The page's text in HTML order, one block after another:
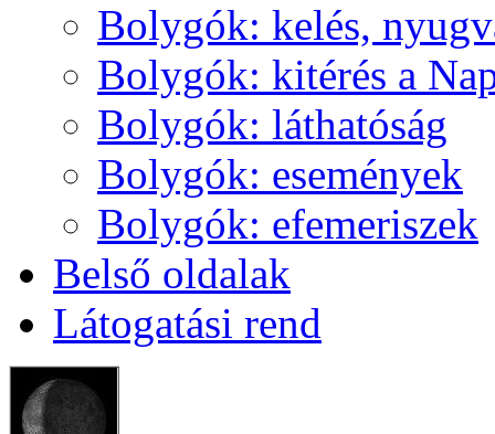
Boly­gók: ke­lés,
Boly­gók: ki­té­rés a
Boly­gók: lát­ha­tó­ság
Boly­gók: ese­mé­nyek
Boly­gók: efe­me­ri­szek
Bel­ső ol­da­lak
Lá­to­ga­tá­si rend